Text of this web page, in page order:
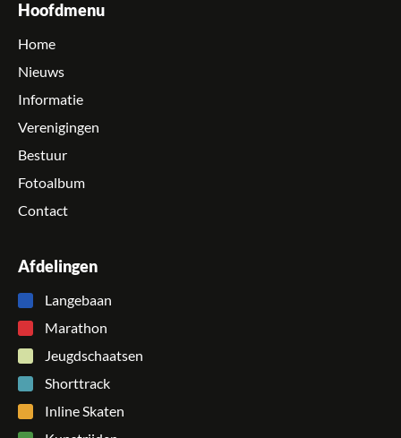
Hoofdmenu
Home
Nieuws
Informatie
Verenigingen
Bestuur
Fotoalbum
Contact
Afdelingen
Langebaan
Marathon
Jeugdschaatsen
Shorttrack
Inline Skaten